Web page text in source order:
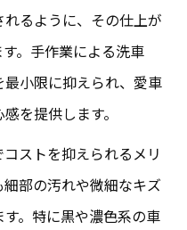
るように、その仕上が
。手作業による洗車
小限に抑えられ、愛車
を提供します。
ストを抑えられるメリ
部の汚れや微細なキズ
。特に黒や濃色系の車